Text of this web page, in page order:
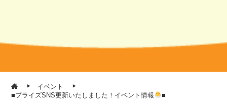
イベント
■プライズSNS更新いたしました！イベント情報
■